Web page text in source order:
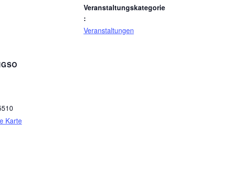
Veranstaltungskategorie
:
Veranstaltungen
Karte